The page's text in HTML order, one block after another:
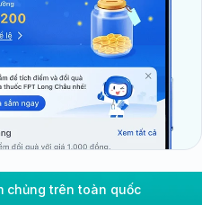
chủng trên toàn quốc